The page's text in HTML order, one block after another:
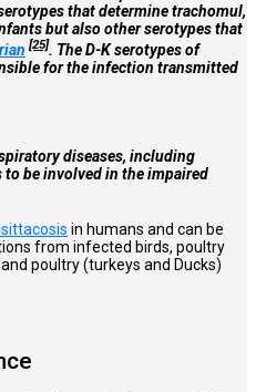
that determine trachomul,
but also other serotypes that
[25]. The D-K serotypes of
for the infection transmitted
diseases, including
to be involved in the impaired
in humans and can be
from infected birds, poultry
poultry (turkeys and Ducks)